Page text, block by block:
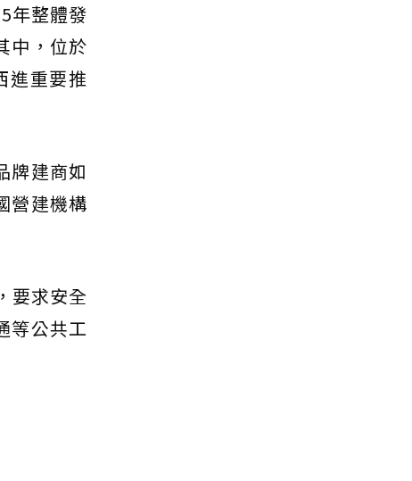
年整體發
中，位於
進重要推
牌建商如
營建機構
要求安全
等公共工